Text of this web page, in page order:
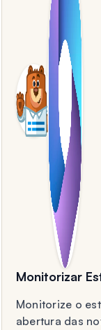
Monitorizar
Monitorize o
abertura das